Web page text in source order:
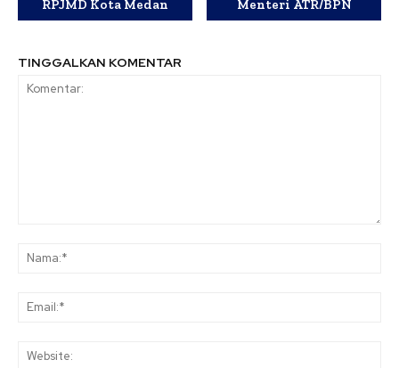
RPJMD Kota Medan
Menteri ATR/BPN
TINGGALKAN KOMENTAR